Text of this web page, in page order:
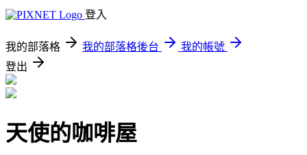
登入
我的部落格 我的部落格後台
我的帳號
登出
天使的咖啡屋